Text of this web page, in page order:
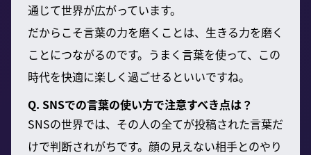
通じて世界が広がっています。
だからこそ言葉の力を磨くことは、生きる力を磨く
ことにつながるのです。うまく言葉を使って、この
時代を快適に楽しく過ごせるといいですね。
Q. SNSでの言葉の使い方で注意すべき点は？
SNSの世界では、その人の全てが投稿された言葉だ
けで判断されがちです。顔の見えない相手とのやり